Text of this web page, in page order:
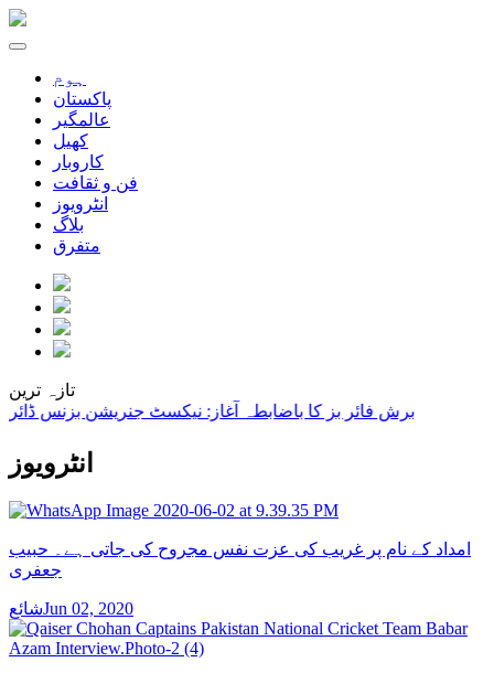
ہوم
پاکستان
عالمگیر
کھیل
کاروبار
فن و ثقافت
انٹرویوز
بلاگ
متفرق
تازہ ترین
برش فائر بز کا باضابطہ آغاز: نیکسٹ جنریشن بزنس ڈائریکٹری
انٹرویوز
امداد کے نام پر غریب کی عزت نفس مجروح کی جاتی ہے۔ حبیب
جعفری
شائعJun 02, 2020